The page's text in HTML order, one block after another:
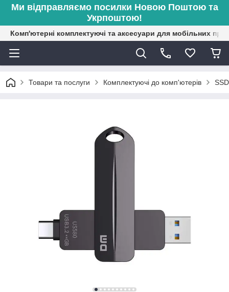
Ми відправляємо посилки Новою Поштою та
Укрпоштою!
Комп'ютерні комплектуючі та аксесуари для мобільних
Товари та послуги Комплектуючі до комп'ютерів